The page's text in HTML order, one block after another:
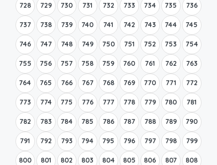
728 729 730 731 732 733 734 735 736
737 738 739 740 741 742 743 744 745
746 747 748 749 750 751 752 753 754
755 756 757 758 759 760 761 762 763
764 765 766 767 768 769 770 771 772
773 774 775 776 777 778 779 780 781
782 783 784 785 786 787 788 789 790
791 792 793 794 795 796 797 798 799
800 801 802 803 804 805 806 807 808